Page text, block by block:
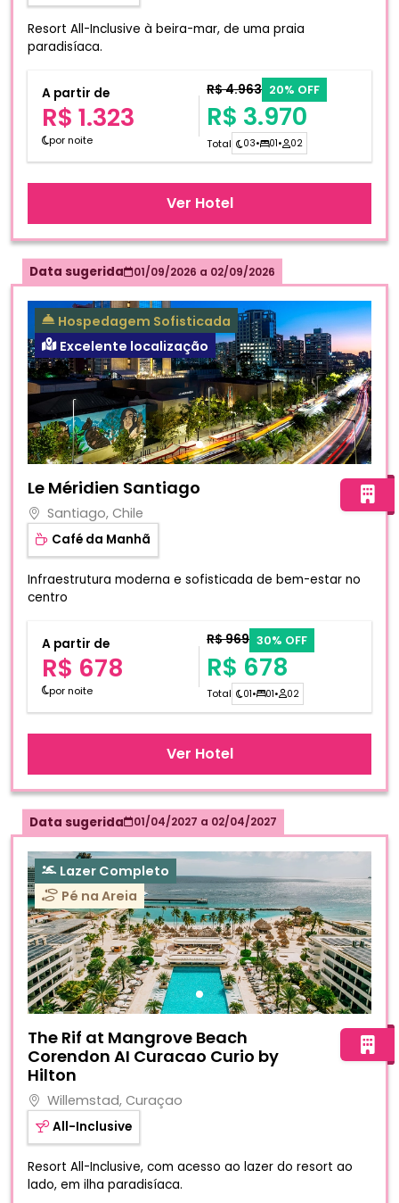
Resort All-Inclusive à beira-mar, de uma praia
paradisíaca.
A partir de
R$ 1.323
por noite
R$ 4.963 20% OFF
R$ 3.970
Total 03• 01• 02
Ver Hotel
Data sugerida 01/09/2026 a 02/09/2026
Hospedagem Sofisticada
Excelente localização
Le Méridien Santiago
Santiago, Chile
Café da Manhã
Infraestrutura moderna e sofisticada de bem-estar no
centro
A partir de
R$ 678
por noite
R$ 969 30% OFF
R$ 678
Total 01• 01• 02
Ver Hotel
Data sugerida 01/04/2027 a 02/04/2027
Lazer Completo
Pé na Areia
Fotos do hotel The Rif at Mangrove Beach Corendon AI
The Rif at Mangrove Beach
Corendon AI Curacao Curio by
Hilton
Willemstad, Curaçao
All-Inclusive
Resort All-Inclusive, com acesso ao lazer do resort ao
lado, em ilha paradisíaca.